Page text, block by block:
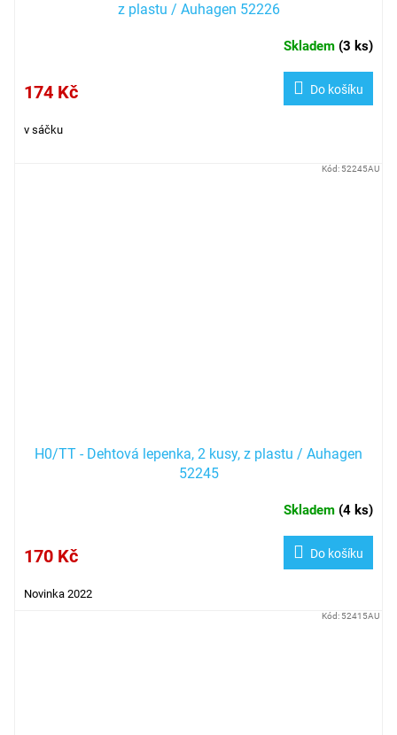
z plastu / Auhagen 52226
Skladem (3 ks)
174 Kč Do košíku
v sáčku
H0/TT - Dehtová lepenka, 2 kusy, z plastu / Auhagen
52245
Skladem (4 ks)
170 Kč Do košíku
Novinka 2022
Kód: 52245AU
Kód: 52415AU